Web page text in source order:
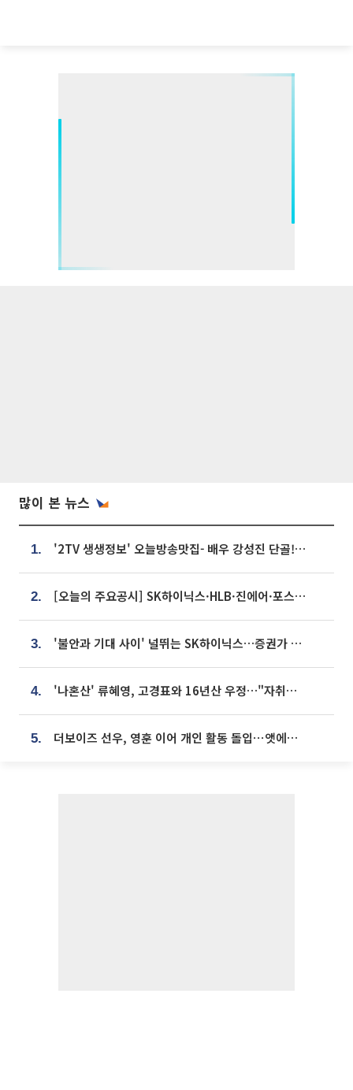
많이 본 뉴스
1. '2TV 생생정보' 오늘방송맛집- 배우 강성진 단골! 쌀국수ㆍ푸팟퐁 커리 맛집 '블○○○'
2. [오늘의 주요공시] SK하이닉스·HLB·진에어·포스코홀딩스·네이버·대우건설 등
3. '불안과 기대 사이' 널뛰는 SK하이닉스…증권가 "HBM4·LTA 기반 펀터멘털 견고"
4. '나혼산' 류혜영, 고경표와 16년산 우정…"자취방서 부모님과 마주쳐"
5. 더보이즈 선우, 영훈 이어 개인 활동 돌입⋯앳에어리어와 전속계약